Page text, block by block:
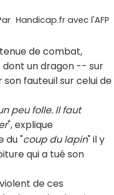
Handicap.fr avec l'AFP
de combat,
un dragon -- sur
fauteuil sur celui de
peu folle. Il faut
", explique
du "coup du lapin" il y
qui a tué son
de ces